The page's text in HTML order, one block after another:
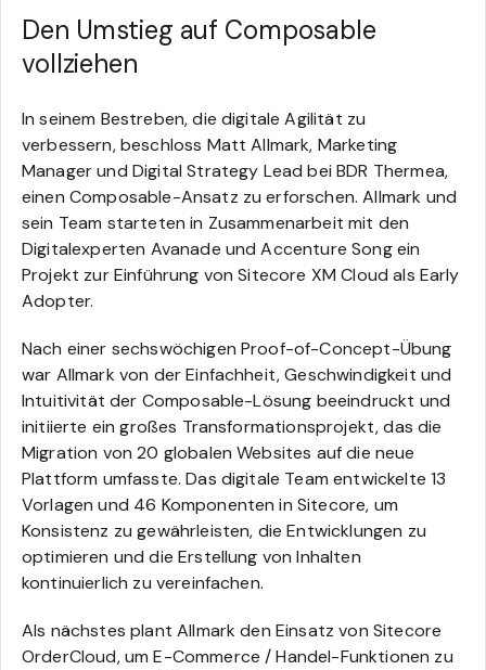
Den Umstieg auf Composable
vollziehen
In seinem Bestreben, die digitale Agilität zu
verbessern, beschloss Matt Allmark, Marketing
Manager und Digital Strategy Lead bei BDR Thermea,
einen Composable-Ansatz zu erforschen. Allmark und
sein Team starteten in Zusammenarbeit mit den
Digitalexperten Avanade und Accenture Song ein
Projekt zur Einführung von Sitecore XM Cloud als Early
Adopter.
Nach einer sechswöchigen Proof-of-Concept-Übung
war Allmark von der Einfachheit, Geschwindigkeit und
Intuitivität der Composable-Lösung beeindruckt und
initiierte ein großes Transformationsprojekt, das die
Migration von 20 globalen Websites auf die neue
Plattform umfasste. Das digitale Team entwickelte 13
Vorlagen und 46 Komponenten in Sitecore, um
Konsistenz zu gewährleisten, die Entwicklungen zu
optimieren und die Erstellung von Inhalten
kontinuierlich zu vereinfachen.
Als nächstes plant Allmark den Einsatz von Sitecore
OrderCloud, um E-Commerce / Handel-Funktionen zu